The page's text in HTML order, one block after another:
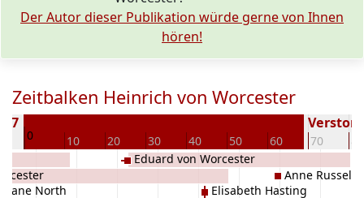
Der Autor dieser Publikation würde gerne von Ihnen
hören!
Zeitbalken Heinrich von Worcester
0 10 20 30 40 50 60 70
North
Eduard von Worcester
Elisabeth Hasting
Anne Russel